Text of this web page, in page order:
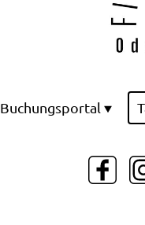
Buchungsportal